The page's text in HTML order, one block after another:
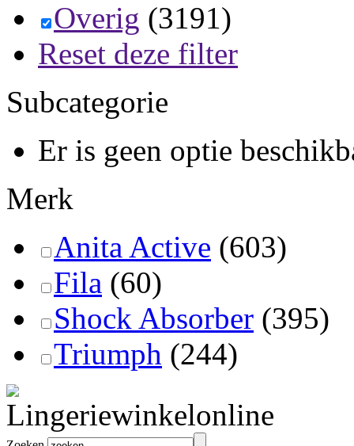
Overig (3191)
Reset deze filter
Subcategorie
Er is geen optie
Merk
Anita Active (603)
Fila (60)
Shock Absorber (395)
Triumph (244)